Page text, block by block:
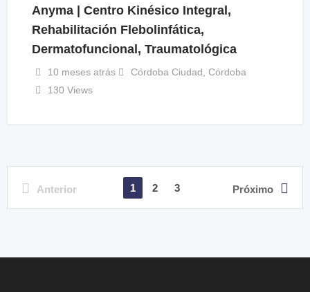
Anyma | Centro Kinésico Integral,
Rehabilitación Flebolinfática,
Dermatofuncional, Traumatológica
10 meses atrás Córdoba Ciudad Córdoba
130 Views
Anterior 1 2 3 Próximo